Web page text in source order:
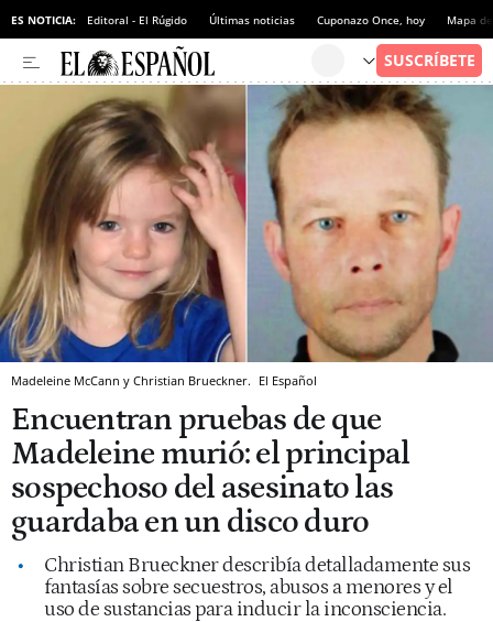
ES NOTICIA: Editoral - El Rúgido Últimas noticias Cuponazo Once, hoy Mapa
Madeleine McCann y Christian Brueckner. El Español
Encuentran pruebas de que
Madeleine murió: el principal
sospechoso del asesinato las
guardaba en un disco duro
Christian Brueckner describía detalladamente sus
fantasías sobre secuestros, abusos a menores y el
uso de sustancias para inducir la inconsciencia.